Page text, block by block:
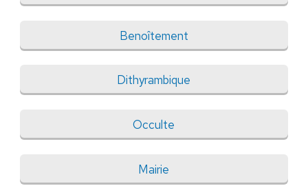
Benoîtement
Dithyrambique
Occulte
Mairie